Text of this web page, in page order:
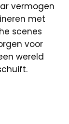
vermogen
met
scenes
voor
wereld